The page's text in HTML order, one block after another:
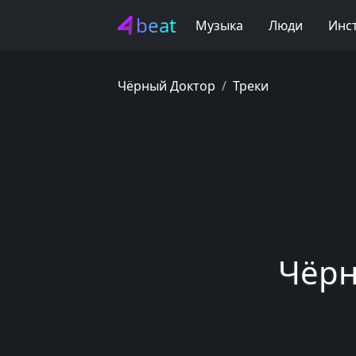
beat Музыка Люди
Чёрный Доктор Треки